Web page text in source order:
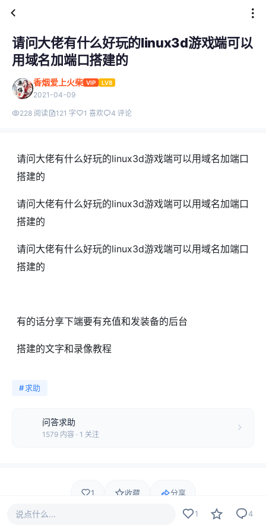
请问大佬有什么好玩的linux3d游戏端可以
用域名加端口搭建的
香烟爱上火柴 VIP LV8
2021-04-09
228 阅读 121 字 1 喜欢 4 评论
请问大佬有什么好玩的linux3d游戏端可以用域名加端口
搭建的
请问大佬有什么好玩的linux3d游戏端可以用域名加端口
搭建的
请问大佬有什么好玩的linux3d游戏端可以用域名加端口
搭建的
有的话分享下端要有充值和发装备的后台
搭建的文字和录像教程
#求助
问答求助
1579 内容 · 1 关注
1 收藏 分享
说点什么... 1 4